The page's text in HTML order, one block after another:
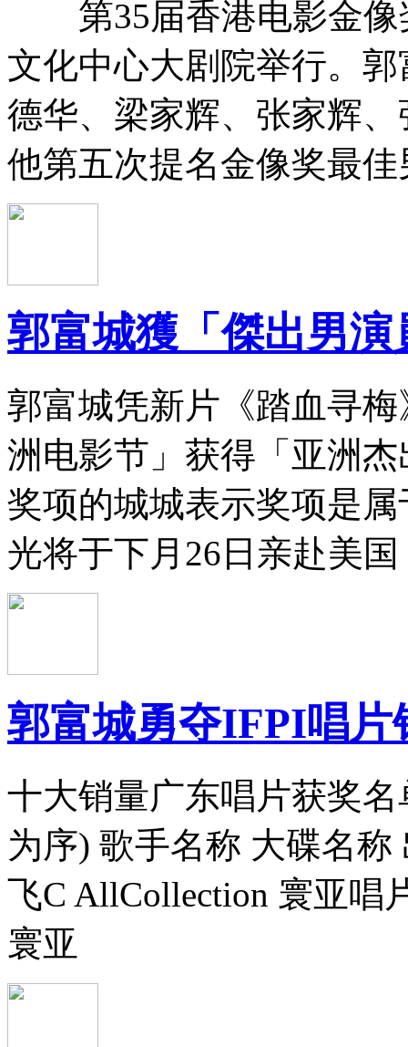
第35届香港电影金像
文化中心大剧院举行。
德华、梁家辉、张家辉
他第五次提名金像奖最佳
郭富城獲「傑出男演
郭富城凭新片《踏血寻
洲电影节」获得「亚洲
奖项的城城表示奖项是
光将于下月26日亲赴美国
郭富城勇夺IFPI唱片
十大销量广东唱片获奖
为序) 歌手名称 大碟名称
飞C AllCollection 寰亚唱
寰亚